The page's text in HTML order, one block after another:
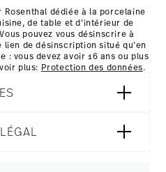
chaque pays de livraison
Rosenthal dédiée à la porcelaine
de table et d’intérieur de
pouvez vous désinscrire à
de désinscription situé qu’en
: vous devez avoir 16 ans ou plus
plus: Protection des données.